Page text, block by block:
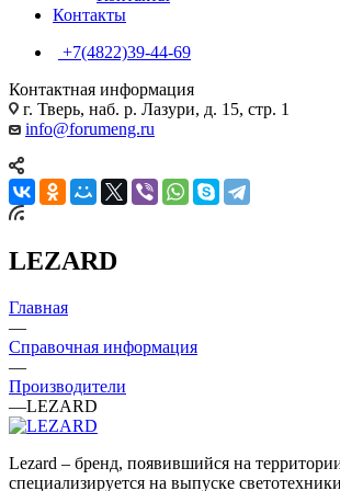
Контакты
+7(4822)39-44-69
Контактная информация
г. Тверь, наб. р. Лазури, д. 15, стр. 1
info@forumeng.ru
LEZARD
Главная
—
Справочная информация
—
Производители
—LEZARD
Lezard – бренд, появившийся на
специализируется на выпуске